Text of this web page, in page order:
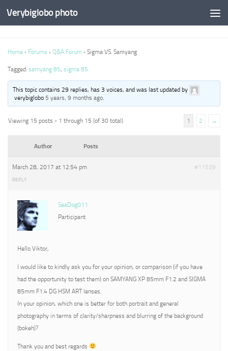
Verybiglobo photo
Home › Forums › Q&A Forum › Sigma VS. Samyang
Tagged: samyang 85, sigma 85
This topic contains 29 replies, has 3 voices, and was last updated by
verybiglobo 5 years, 9 months ago.
Viewing 15 posts - 1 through 15 (of 30 total) 1 2 →
Author Posts
March 28, 2017 at 12:54 pm #11539
REPLY
SeaDog011
Participant
Hello Viktor,
I would like to kindly ask you for your opinion, or comparison (if you have
had the opportunity to test them) on SAMYANG XP 85mm F1.2 and SIGMA
85mm F1.4 DG HSM ART lenses.
In your opinion, which one is better for both portrait and general
photography in terms of clarity/sharpness and blurring of the background
(bokeh)?
Thank you and best regards